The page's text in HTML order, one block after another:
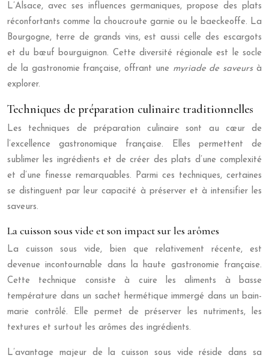
L’Alsace, avec ses influences germaniques, propose des plats
réconfortants comme la choucroute garnie ou le baeckeoffe. La
Bourgogne, terre de grands vins, est aussi celle des escargots
et du bœuf bourguignon. Cette diversité régionale est le socle
de la gastronomie française, offrant une myriade de saveursà
explorer.
Techniques de préparation culinaire traditionnelles
Les techniques de préparation culinaire sont au cœur de
l’excellence gastronomique française. Elles permettent de
sublimer les ingrédients et de créer des plats d’une complexité
et d’une finesse remarquables. Parmi ces techniques, certaines
se distinguent par leur capacité à préserver et à intensifier les
saveurs.
La cuisson sous vide et son impact sur les arômes
La cuisson sous vide, bien que relativement récente, est
devenue incontournable dans la haute gastronomie française.
Cette technique consiste à cuire les aliments à basse
température dans un sachet hermétique immergé dans un bain-
marie contrôlé. Elle permet de préserver les nutriments, les
textures et surtout les arômes des ingrédients.
L’avantage majeur de la cuisson sous vide réside dans sa